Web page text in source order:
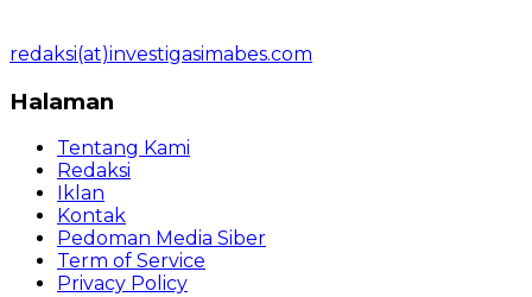
redaksi(at)investigasimabes.com
Halaman
Tentang Kami
Redaksi
Iklan
Kontak
Pedoman Media Siber
Term of Service
Privacy Policy